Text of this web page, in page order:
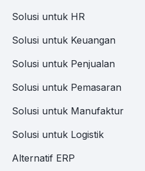
Solusi untuk HR
Solusi untuk Keuangan
Solusi untuk Penjualan
Solusi untuk Pemasaran
Solusi untuk Manufaktur
Solusi untuk Logistik
Alternatif ERP